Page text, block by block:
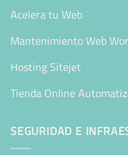
Acelera tu Web
Mantenimiento Web
Hosting Sitejet
Tienda Online
SEGURIDAD E